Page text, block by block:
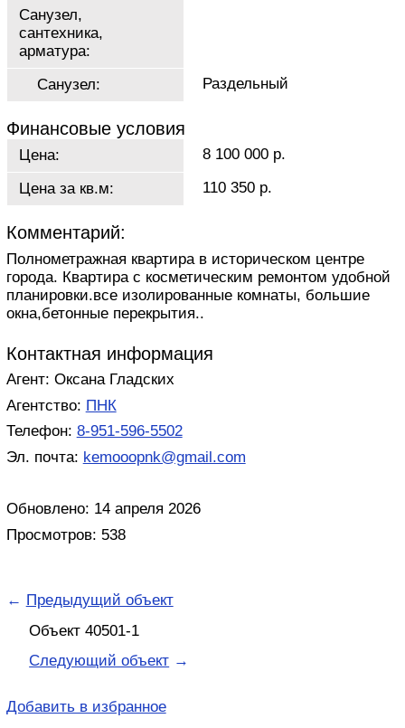
Санузел,
сантехника,
арматура:
Санузел:
Раздельный
Финансовые условия
Цена:
8 100 000 р.
Цена за кв.м:
110 350 р.
Комментарий:
Полнометражная квартира в историческом центре
города. Квартира с косметическим ремонтом удобной
планировки.всe изолирoвaнные комнаты, большиe
oкна,бетонныe пeрeкрытия..
Контактная информация
Агент: Оксана Гладских
Агентство: ПНК
Телефон: 8-951-596-5502
Эл. почта: kemooopnk@gmail.com
Обновлено: 14 апреля 2026
Просмотров: 538
← Предыдущий объект
Объект 40501-1
Следующий объект →
Добавить в избранное